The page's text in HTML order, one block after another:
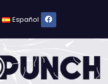
Español